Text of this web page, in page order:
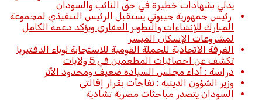
يدلي بشهادات خطيرة في حق النائب والسودان
رئيس جمهورية جيبوتي يستقبل الرئيس التنفيذي لمجموعة
المبارك للإنشاءات والتطوير العقاري ويؤكد دعمه الكامل
لمشروعات الإسكان الميسر
الغرفة الاتحادية للحملة القومية للاستجابة لوباء الدفتيريا
تكشف عن احصائيات المطعمين في 5 ولايات
دراسة : أداء مجلس السيادة ضعيف ومحدود الأثر
وزير الشؤون الدينية : تفاجأت بقرار إقالتي
السودان يتصدر مباحثات مصرية تشادية